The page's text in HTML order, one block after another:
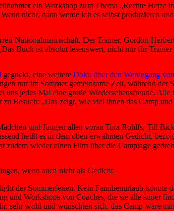
ein Workshop zum Thema „Rechte
nicht, dann werde ich es selbst produzieren
Nationalmannschaft. Der Trainer, Gordon
Buch ist absolut lesenswert, nicht nur für
geguckt, eine weitere Doku über den Werdegang
nur im Sommer gemeinsame Zeit, während
uns jedes Mal eine große Wiedersehensfreude.
Besuch: „Das zeigt, wie viel ihnen das Camp und
und Jungen allen voran Tina Rohlfs, Till
heißt es in dem oben erwähnten Gedicht,
zudem wieder einen Film über die Camptage
wenn auch nicht als Gedicht:
der Sommerferien. Kein Familienurlaub könnte
und Workshops von Coaches, die sie alle super
sehr wohl und wünschten sich, das Camp wäre